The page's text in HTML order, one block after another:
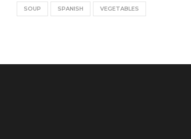
SOUP SPANISH VEGETABLES